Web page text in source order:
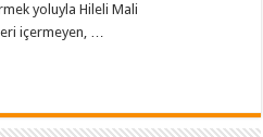
yoluyla Hileli Mali
içermeyen, …